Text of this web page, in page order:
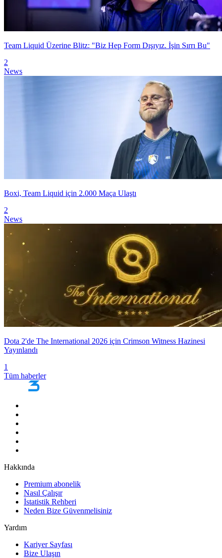
Team Liquid Üzerine Blitz: "Biz Hep Form Dışıyız. İşin Sırrı Bu"
2
News
Boxi, Team Liquid için 2.000 Maça Ulaştı
2
News
Dota 2'de The International 2026 için Crimson Witness Hazinesi
Yayınlandı
1
Tüm haberler
Hakkında
Premium abonelik
Nasıl Çalışır
İstatistik Rehberi
Neden Bize Güvenmelisiniz
Yardım
Kariyer Sayfası
Bize Ulaşın